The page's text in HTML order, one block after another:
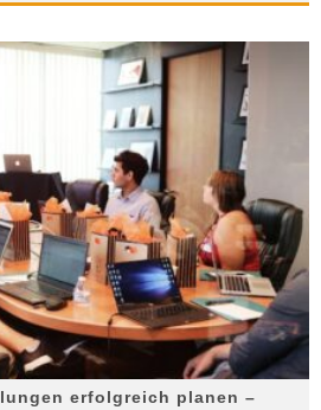
erfolgreich planen –